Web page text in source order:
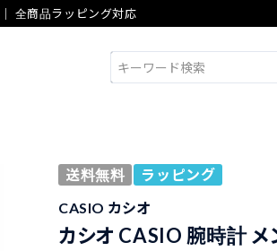
全商品ラッピング対応
送料無料
ラッピング
CASIO カシオ
カシオ CASIO 腕時計